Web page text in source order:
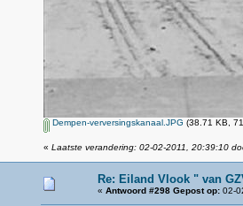
Dempen-verversingskanaal.JPG (38.71 KB,
« Laatste verandering: 02-02-2011, 20:39:10
Re: Eiland Vlook " van
« Antwoord #298 Gepost op: 02-